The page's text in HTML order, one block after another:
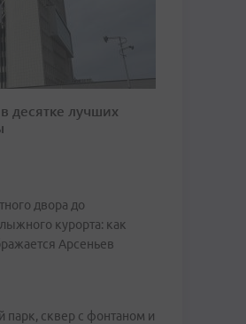
десятке лучших
двора до
курорта: как
Арсеньев
парк, сквер с фонтаном и